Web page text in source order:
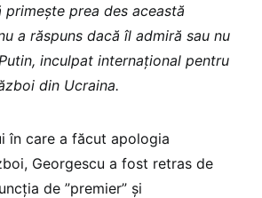
prea des această
a răspuns dacă îl admiră sau nu
inculpat internațional pentru
din Ucraina.
în care a făcut apologia
Georgescu a fost retras de
de ”premier” și